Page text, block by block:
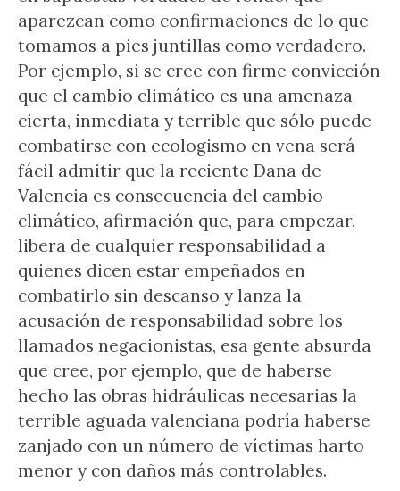
aparezcan como confirmaciones de lo que
tomamos a pies juntillas como verdadero.
Por ejemplo, si se cree con firme convicción
que el cambio climático es una amenaza
cierta, inmediata y terrible que sólo puede
combatirse con ecologismo en vena será
fácil admitir que la reciente Dana de
Valencia es consecuencia del cambio
climático, afirmación que, para empezar,
libera de cualquier responsabilidad a
quienes dicen estar empeñados en
combatirlo sin descanso y lanza la
acusación de responsabilidad sobre los
llamados negacionistas, esa gente absurda
que cree, por ejemplo, que de haberse
hecho las obras hidráulicas necesarias la
terrible aguada valenciana podría haberse
zanjado con un número de víctimas harto
menor y con daños más controlables.